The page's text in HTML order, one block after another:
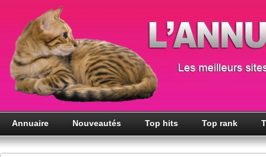
Annuaire Nouveautés Top hits Top rank